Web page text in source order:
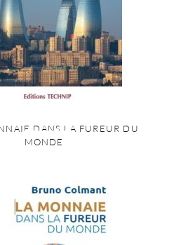
DANS LA FUREUR DU
MONDE